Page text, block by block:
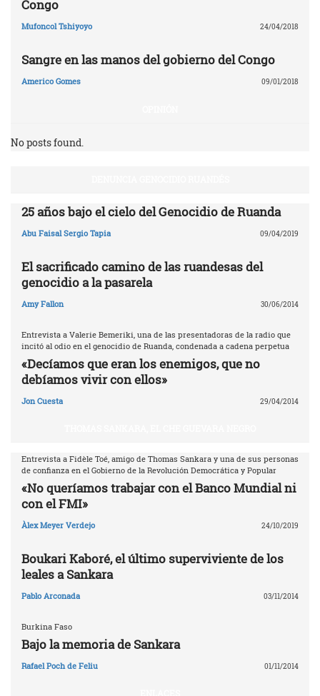
Congo
Mufoncol Tshiyoyo 24/04/2018
Sangre en las manos del gobierno del Congo
Americo Gomes 09/01/2018
No posts found.
25 años bajo el cielo del Genocidio de Ruanda
Abu Faisal Sergio Tapia 09/04/2019
El sacrificado camino de las ruandesas del
genocidio a la pasarela
Amy Fallon 30/06/2014
Entrevista a Valerie Bemeriki, una de las presentadoras de la radio que
incitó al odio en el genocidio de Ruanda, condenada a cadena perpetua
«Decíamos que eran los enemigos, que no
debíamos vivir con ellos»
Jon Cuesta 29/04/2014
Entrevista a Fidèle Toé, amigo de Thomas Sankara y una de sus personas
de confianza en el Gobierno de la Revolución Democrática y Popular
«No queríamos trabajar con el Banco Mundial ni
con el FMI»
Àlex Meyer Verdejo 24/10/2019
Boukari Kaboré, el último superviviente de los
leales a Sankara
Pablo Arconada 03/11/2014
Burkina Faso
Bajo la memoria de Sankara
Rafael Poch de Feliu 01/11/2014